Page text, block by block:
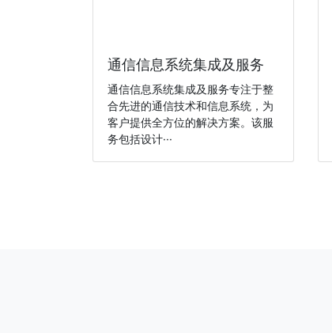
通信信息系统集成及服务
通信信息系统集成及服务专注于整
合先进的通信技术和信息系统，为
客户提供全方位的解决方案。该服
务包括设计···